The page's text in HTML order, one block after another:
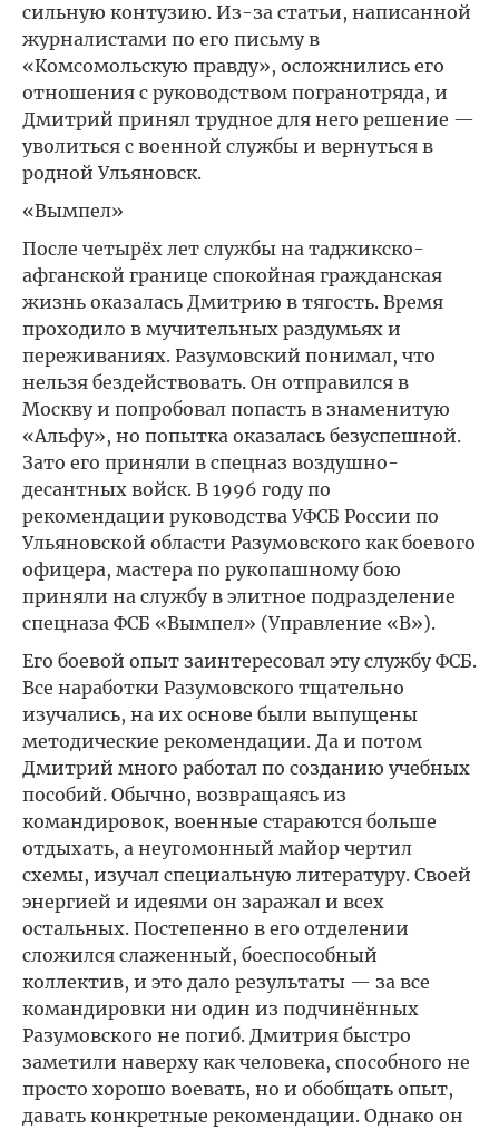
сильную контузию. Из-за статьи, написанной
журналистами по его письму в
«Комсомольскую правду», осложнились его
отношения с руководством погранотряда, и
Дмитрий принял трудное для него решение —
уволиться с военной службы и вернуться в
родной Ульяновск.
«Вымпел»
После четырёх лет службы на таджикско-
афганской границе спокойная гражданская
жизнь оказалась Дмитрию в тягость. Время
проходило в мучительных раздумьях и
переживаниях. Разумовский понимал, что
нельзя бездействовать. Он отправился в
Москву и попробовал попасть в знаменитую
«Альфу», но попытка оказалась безуспешной.
Зато его приняли в спецназ воздушно-
десантных войск. В 1996 году по
рекомендации руководства УФСБ России по
Ульяновской области Разумовского как боевого
офицера, мастера по рукопашному бою
приняли на службу в элитное подразделение
спецназа ФСБ «Вымпел» (Управление «В»).
Его боевой опыт заинтересовал эту службу ФСБ.
Все наработки Разумовского тщательно
изучались, на их основе были выпущены
методические рекомендации. Да и потом
Дмитрий много работал по созданию учебных
пособий. Обычно, возвращаясь из
командировок, военные стараются больше
отдыхать, а неугомонный майор чертил
схемы, изучал специальную литературу. Своей
энергией и идеями он заражал и всех
остальных. Постепенно в его отделении
сложился слаженный, боеспособный
коллектив, и это дало результаты — за все
командировки ни один из подчинённых
Разумовского не погиб. Дмитрия быстро
заметили наверху как человека, способного не
просто хорошо воевать, но и обобщать опыт,
давать конкретные рекомендации. Однако он